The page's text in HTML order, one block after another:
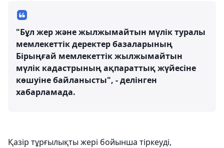
"Бұл жер және жылжымайтын мүлік туралы
мемлекеттік деректер базаларының
Бірыңғай мемлекеттік жылжымайтын
мүлік кадастрының ақпараттық жүйесіне
көшуіне байланысты", - делінген
хабарламада.
Қазір тұрғылықты жері бойынша тіркеуді,